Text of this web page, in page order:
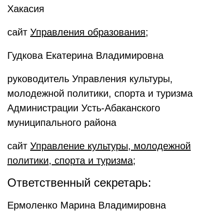
Хакасия
сайт Управления образования;
Гудкова Екатерина Владимировна
руководитель Управления культуры,
молодежной политики, спорта и туризма
Администрации Усть-Абаканского
муниципального района
сайт Управление культуры, молодежной
политики, спорта и туризма;
Ответственный секретарь:
Ермоленко Марина Владимировна